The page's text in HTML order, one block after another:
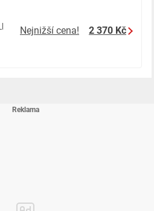
Nejnižší cena! 2 370 Kč